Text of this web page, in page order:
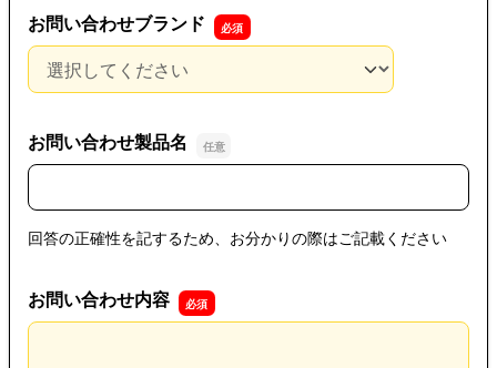
お問い合わせブランド
お問い合わせブランド
お問い合わせ製品名
お問い合わせ製品名
回答の正確性を記するため、お分かりの際はご記載ください
お問い合わせ内容
お問い合わせ内容